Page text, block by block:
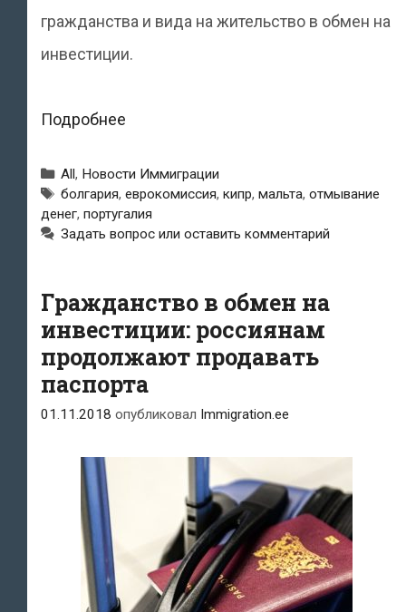
гражданства и вида на жительство в обмен на
инвестиции.
Подробнее
на
жительство
ЕС
могут
увеличить
риски
Рубрики
All, Новости Иммиграции
Метки
болгария,еврокомиссия,кипр,мальта,отмывание
денег, португалия
Задать вопрос или оставить комментарий
Гражданство в обмен на
инвестиции: россиянам
продолжают продавать
паспорта
01.11.2018 опубликовал Immigration.ee